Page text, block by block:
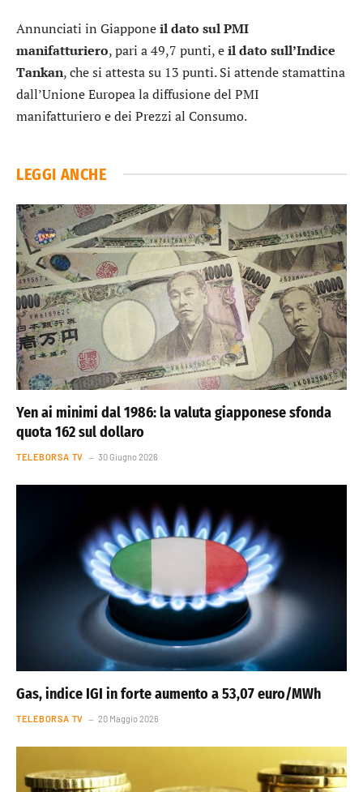
Annunciati in Giapponeil dato sul PMI
manifatturiero, pari a 49,7 punti, eil dato sull’Indice
Tankan, che si attesta su 13 punti. Si attende stamattina
dall’Unione Europea la diffusione del PMI
manifatturiero e dei Prezzi al Consumo.
LEGGI ANCHE
Yen ai minimi dal 1986: la valuta giapponese sfonda
quota 162 sul dollaro
TELEBORSA TV 30 Giugno 2026
Gas, indice IGI in forte aumento a 53,07 euro/MWh
TELEBORSA TV 20 Maggio 2026